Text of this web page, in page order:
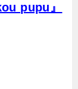
pupu』